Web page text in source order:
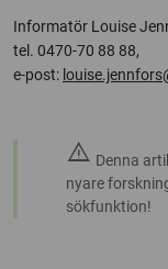
Informatör Louise
tel. 0470-70 88 88,
e-post:
warning Denna
nyare
sökfunktion!